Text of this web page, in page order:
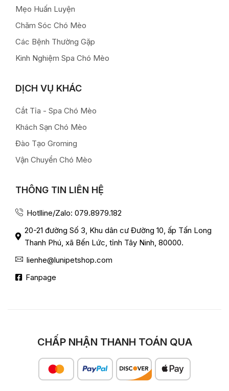
Mẹo Huấn Luyện
Chăm Sóc Chó Mèo
Các Bệnh Thường Gặp
Kinh Nghiệm Spa Chó Mèo
DỊCH VỤ KHÁC
Cắt Tỉa - Spa Chó Mèo
Khách Sạn Chó Mèo
Đào Tạo Groming
Vận Chuyển Chó Mèo
THÔNG TIN LIÊN HỆ
Hotlline/Zalo: 079.8979.182
20-21 đường Số 3, Khu dân cư Đường 10, ấp Tấn Long
Thanh Phú, xã Bến Lức, tỉnh Tây Ninh, 80000.
lienhe@lunipetshop.com
Fanpage
CHẤP NHẬN THANH TOÁN QUA